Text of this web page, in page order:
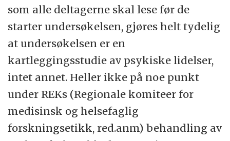
som alle deltagerne skal lese før de
starter undersøkelsen, gjøres helt tydelig
at undersøkelsen er en
kartleggingsstudie av psykiske lidelser,
intet annet. Heller ikke på noe punkt
under REKs (Regionale komiteer for
medisinsk og helsefaglig
forskningsetikk, red.anm) behandling av